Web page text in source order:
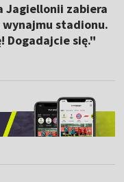
Jagiellonii zabiera
wynajmu stadionu.
Dogadajcie się."